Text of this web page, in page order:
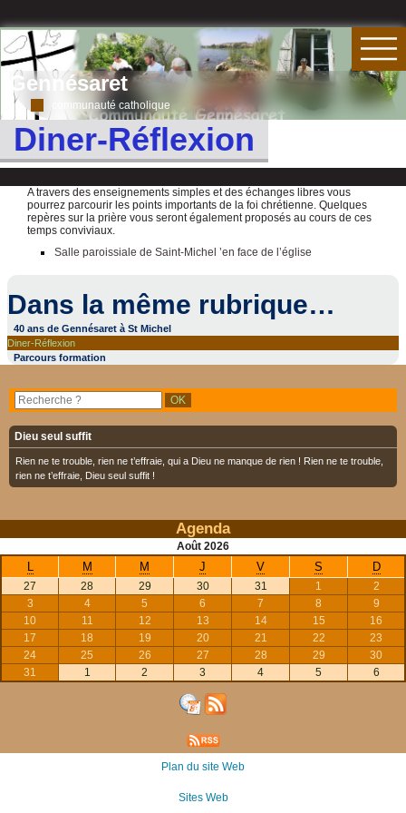
Gennésaret
communauté catholique
Diner-Réflexion
A travers des enseignements simples et des échanges libres vous
pourrez parcourir les points importants de la foi chrétienne. Quelques
repères sur la prière vous seront également proposés au cours de ces
temps conviviaux.
Salle paroissiale de Saint-Michel ’en face de l’église
Dans la même rubrique…
40 ans de Gennésaret à St Michel
Diner-Réflexion
Parcours formation
Dieu seul suffit
Rien ne te trouble, rien ne t’effraie, qui a Dieu ne manque de rien ! Rien ne te trouble,
rien ne t’effraie, Dieu seul suffit !
Agenda
Août 2026
M M J V S D
27 28 29 30 31 1
2
3
4 5 6 7 8
9
10
11 12 13 14 15
16
17
18 19 20 21 22
23
24
25 26 27 28 29
30
31
1 2 3 4 5 6
Plan du site Web
Sites Web